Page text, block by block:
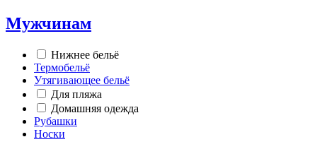
Мужчинам
Нижнее бельё
Термобельё
Утягивающее бельё
Для пляжа
Домашняя одежда
Рубашки
Носки